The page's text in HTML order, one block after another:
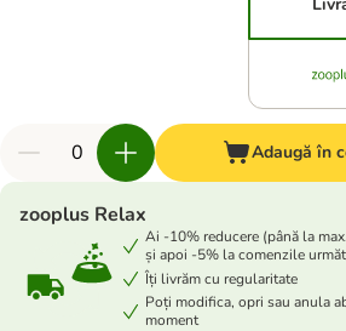
Adaugă în
zooplus Relax
Ai -10% reducere (până la
și apoi -5% la comenzile
Îți livrăm cu regularitate
Poți modifica, opri sau anula
moment